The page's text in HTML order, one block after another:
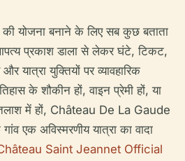
योजना बनाने के लिए सब कुछ बताता
प्रकाश डाला से लेकर घंटे, टिकट,
युक्तियों पर व्यावहारिक
के शौकीन हों, वाइन प्रेमी हों, या
में हों, Château De La Gaude
एक अविस्मरणीय यात्रा का वादा
Saint Jeannet Official